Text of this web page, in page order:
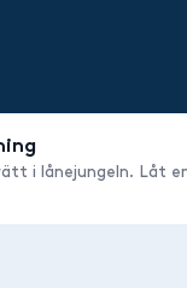
i lånejungeln. Låt en